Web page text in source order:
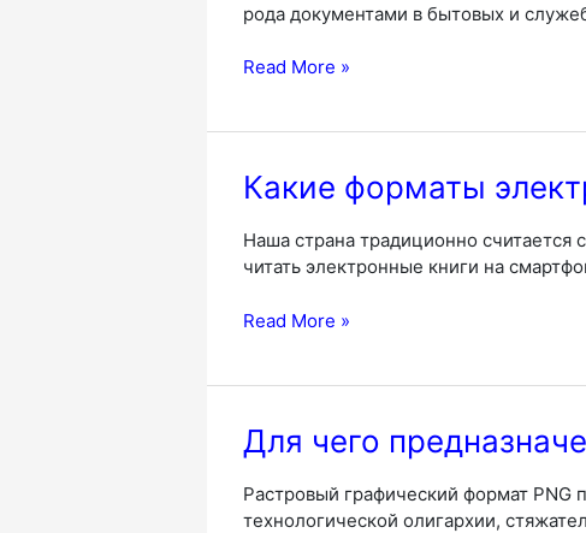
рода документами в бытовых и
Зачем
в
DOC?
Read More »
Какие форматы
Наша страна традиционно
читать электронные книги на
Какие
подходят
для
телефонов?
Read More »
Для чего
Растровый графический формат PNG
технологической олигархии,